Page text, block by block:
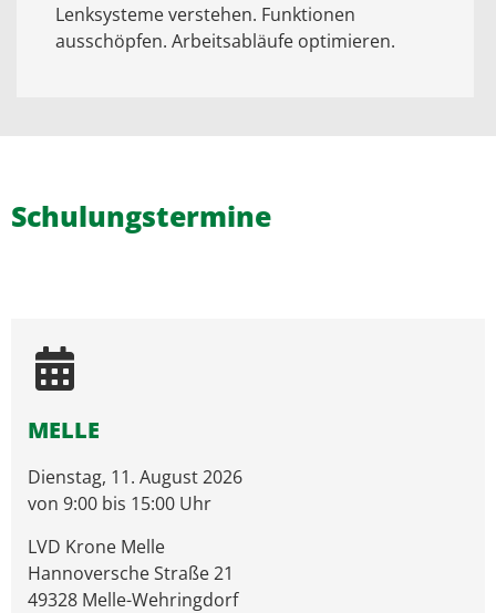
Lenksysteme verstehen. Funktionen
ausschöpfen. Arbeitsabläufe optimieren.
Schulungstermine
MELLE
Dienstag, 11. August 2026
von 9:00 bis 15:00 Uhr
LVD Krone Melle
Hannoversche Straße 21
49328 Melle-Wehringdorf